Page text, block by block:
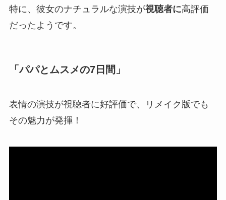
特に、彼女のナチュラルな演技が視聴者に高評価
だったようです。
「パパとムスメの7日間」
表情の演技が視聴者に好評価で、リメイク版でも
その魅力が発揮！